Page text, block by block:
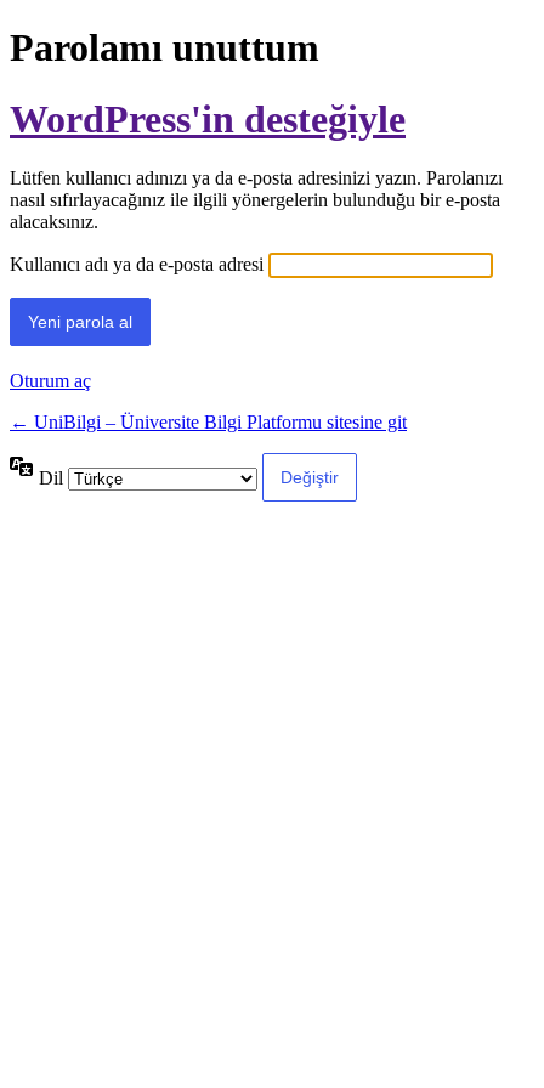
Parolamı unuttum
WordPress'in desteğiyle
Lütfen kullanıcı adınızı ya da e-posta adresinizi yazın. Parolanızı
nasıl sıfırlayacağınız ile ilgili yönergelerin bulunduğu bir e-posta
alacaksınız.
Kullanıcı adı ya da e-posta adresi
Oturum aç
← UniBilgi – Üniversite Bilgi Platformu sitesine git
Dil